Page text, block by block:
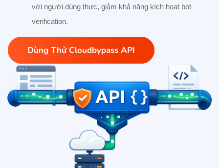
với người dùng thực, giảm khả năng kích hoạt bot
verification.
Dùng Thử Cloudbypass API